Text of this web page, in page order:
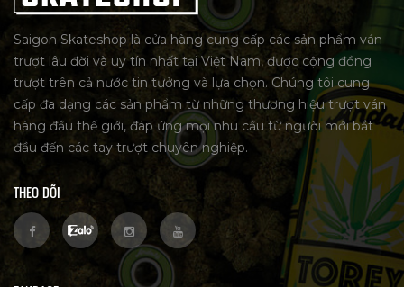
Saigon Skateshop là cửa hàng cung cấp các sản phẩm ván
trượt lâu đời và uy tín nhất tại Việt Nam, được cộng đồng
trượt trên cả nước tin tưởng và lựa chọn. Chúng tôi cung
cấp đa dạng các sản phẩm từ những thương hiệu trượt ván
hàng đầu thế giới, đáp ứng mọi nhu cầu từ người mới bắt
đầu đến các tay trượt chuyên nghiệp.
THEO DÕI